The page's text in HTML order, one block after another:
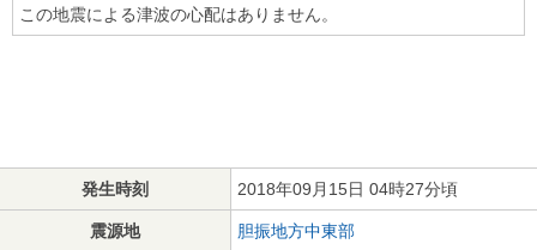
この地震による津波の心配はありません。
発生時刻 2018年09月15日 04時27分頃
震源地 胆振地方中東部